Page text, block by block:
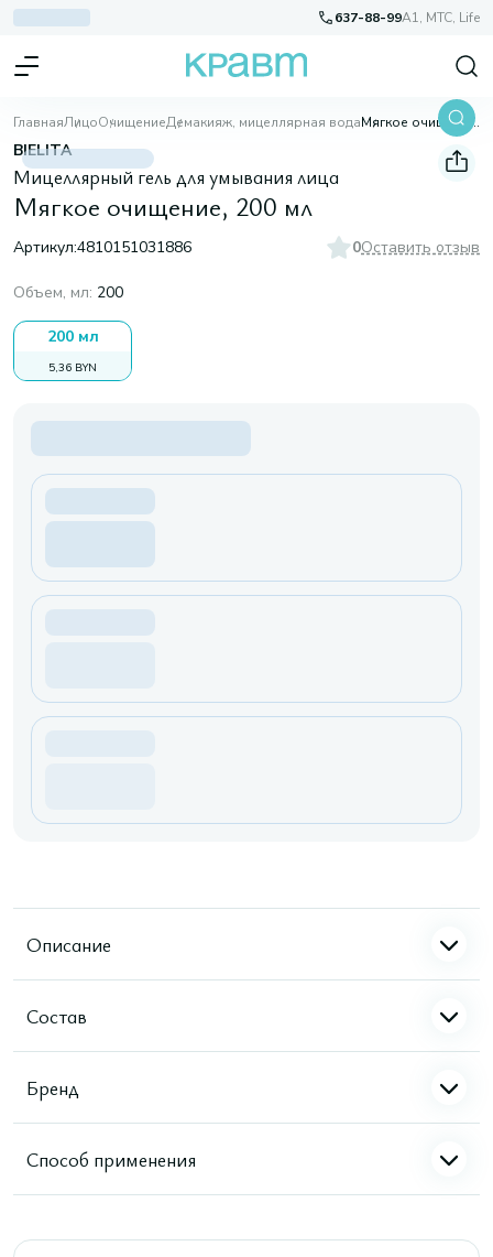
637-88-99A1, МТС, Life
ГлавнаяЛицоОчищениеДемакияж, мицеллярная вода Мягкое очищение, 200 мл
BIELITA
Мицеллярный гель для умывания лица
Мягкое очищение, 200 мл
Артикул:4810151031886 0Оставить отзыв
Объем, мл: 200
200 мл
5,36 BYN
Описание
Состав
Бренд
Способ применения